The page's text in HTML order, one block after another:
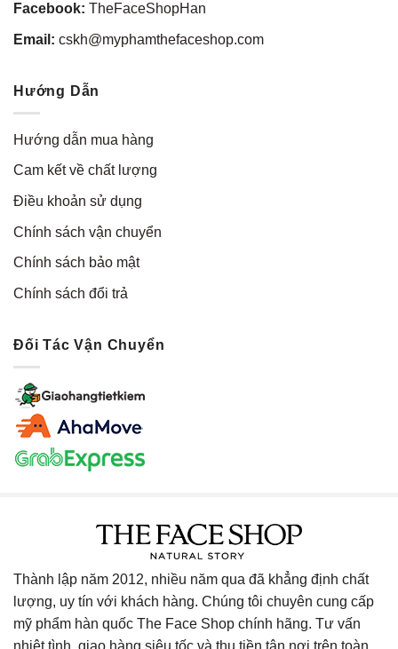
Facebook: TheFaceShopHan
Email: cskh@myphamthefaceshop.com
Hướng Dẫn
Hướng dẫn mua hàng
Cam kết về chất lượng
Điều khoản sử dụng
Chính sách vận chuyển
Chính sách bảo mật
Chính sách đổi trả
Đối Tác Vận Chuyển
Thành lập năm 2012, nhiều năm qua đã khẳng định chất
lượng, uy tín với khách hàng. Chúng tôi chuyên cung cấp
mỹ phẩm hàn quốc The Face Shop chính hãng. Tư vấn
nhiệt tình, giao hàng siêu tốc và thu tiền tận nơi trên toàn